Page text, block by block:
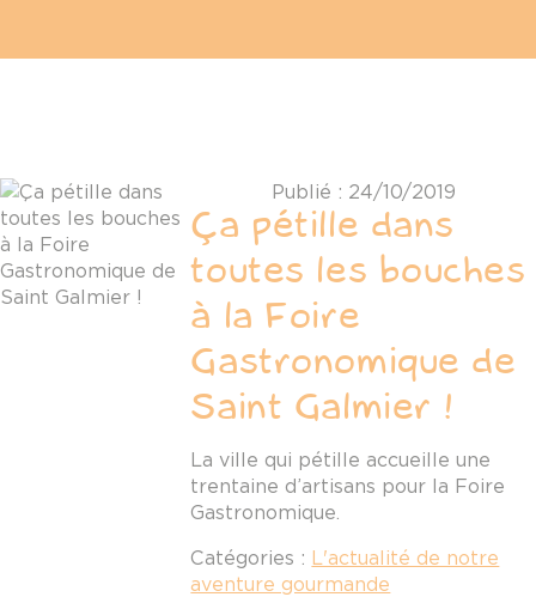
Publié : 24/10/2019
Ça pétille dans
toutes les bouches
à la Foire
Gastronomique de
Saint Galmier !
La ville qui pétille accueille une
trentaine d’artisans pour la Foire
Gastronomique.
Catégories : L'actualité de notre
aventure gourmande